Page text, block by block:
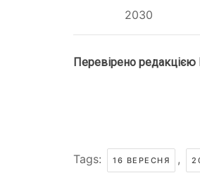
2030
Перевірено редакцією
Tags: 16 ВЕРЕСНЯ ,